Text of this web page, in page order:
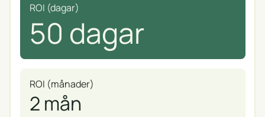
ROI (dagar)
50 dagar
ROI (månader)
2 mån